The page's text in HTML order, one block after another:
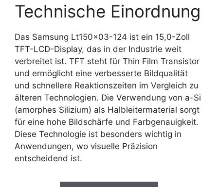
Technische Einordnung
Das Samsung Lt150x03-124 ist ein 15,0-Zoll
TFT-LCD-Display, das in der Industrie weit
verbreitet ist. TFT steht für Thin Film Transistor
und ermöglicht eine verbesserte Bildqualität
und schnellere Reaktionszeiten im Vergleich zu
älteren Technologien. Die Verwendung von a-Si
(amorphes Silizium) als Halbleitermaterial sorgt
für eine hohe Bildschärfe und Farbgenauigkeit.
Diese Technologie ist besonders wichtig in
Anwendungen, wo visuelle Präzision
entscheidend ist.